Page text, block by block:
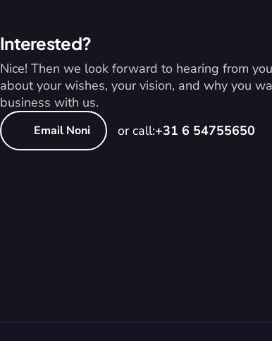
Interested?
Nice! Then we look forward to hearing from
about your wishes, your vision, and why you
business with us.
Email Noni or call:+31 6 54755650